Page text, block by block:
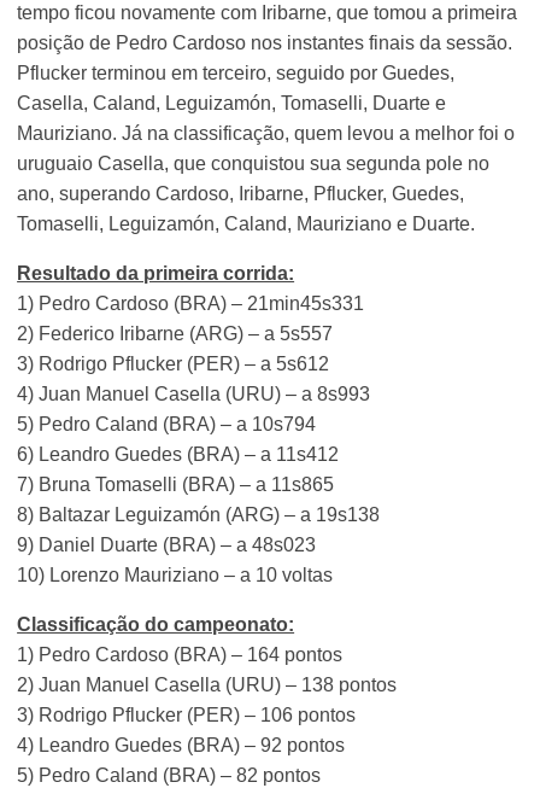
tempo ficou novamente com Iribarne, que tomou a primeira
posição de Pedro Cardoso nos instantes finais da sessão.
Pflucker terminou em terceiro, seguido por Guedes,
Casella, Caland, Leguizamón, Tomaselli, Duarte e
Mauriziano. Já na classificação, quem levou a melhor foi o
uruguaio Casella, que conquistou sua segunda pole no
ano, superando Cardoso, Iribarne, Pflucker, Guedes,
Tomaselli, Leguizamón, Caland, Mauriziano e Duarte.
Resultado da primeira corrida:
1) Pedro Cardoso (BRA) – 21min45s331
2) Federico Iribarne (ARG) – a 5s557
3) Rodrigo Pflucker (PER) – a 5s612
4) Juan Manuel Casella (URU) – a 8s993
5) Pedro Caland (BRA) – a 10s794
6) Leandro Guedes (BRA) – a 11s412
7) Bruna Tomaselli (BRA) – a 11s865
8) Baltazar Leguizamón (ARG) – a 19s138
9) Daniel Duarte (BRA) – a 48s023
10) Lorenzo Mauriziano – a 10 voltas
Classificação do campeonato:
1) Pedro Cardoso (BRA) – 164 pontos
2) Juan Manuel Casella (URU) – 138 pontos
3) Rodrigo Pflucker (PER) – 106 pontos
4) Leandro Guedes (BRA) – 92 pontos
5) Pedro Caland (BRA) – 82 pontos